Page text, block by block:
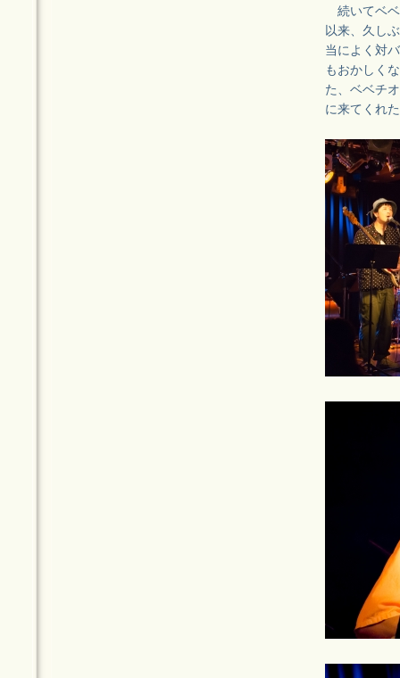
続いてベベ
以来、久し
当によく対
もおかしく
た、ベベチ
に来てくれ